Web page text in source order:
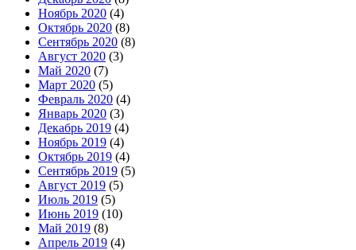
Ноябрь 2020 (4)
Октябрь 2020 (8)
Сентябрь 2020 (8)
Август 2020 (3)
Май 2020 (7)
Март 2020 (5)
Февраль 2020 (4)
Январь 2020 (3)
Декабрь 2019 (4)
Ноябрь 2019 (4)
Октябрь 2019 (4)
Сентябрь 2019 (5)
Август 2019 (5)
Июль 2019 (5)
Июнь 2019 (10)
Май 2019 (8)
Апрель 2019 (4)